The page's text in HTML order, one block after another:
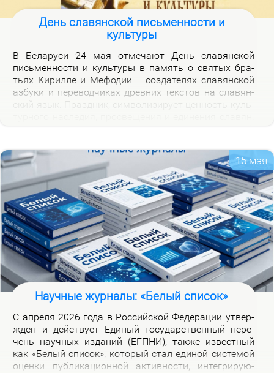
День славянской письменности и
культуры
В Бе­ла­ру­си 24 мая от­ме­ча­ют День сла­вян­ской
пись­мен­но­сти и куль­ту­ры в па­мять о свя­тых бра­
тьях Ки­рил­ле и Ме­фо­дии – со­зда­те­лях сла­вян­ской
аз­бу­ки и пе­ре­вод­чи­ках древ­них тек­стов на сла­вян­
ской на­род­но­сти.
15 мая
Научные журналы: «Белый список»
С ап­ре­ля 2026 го­да в Рос­сий­ской Фе­де­ра­ции утвер­
жден и дей­ству­ет Еди­ный го­судар­ствен­ный пе­ре­
чень на­уч­ных из­да­ний (ЕГПНИ), так­же из­вест­ный
как «Бе­лый спи­сок», ко­то­рый стал еди­ной си­сте­мой
оцен­ки пуб­ли­ка­ци­он­ной ак­тив­но­сти, ин­те­гри­ру­ю­